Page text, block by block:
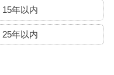
15年以内
25年以内